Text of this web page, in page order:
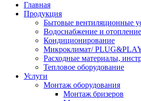
Главная
Продукция
Бытовые вентиляционные
Водоснабжение и отопление
Кондиционирование
Микроклимат/
Расходные материалы,
Тепловое оборудование
Услуги
Монтаж оборудования
Монтаж бризеров